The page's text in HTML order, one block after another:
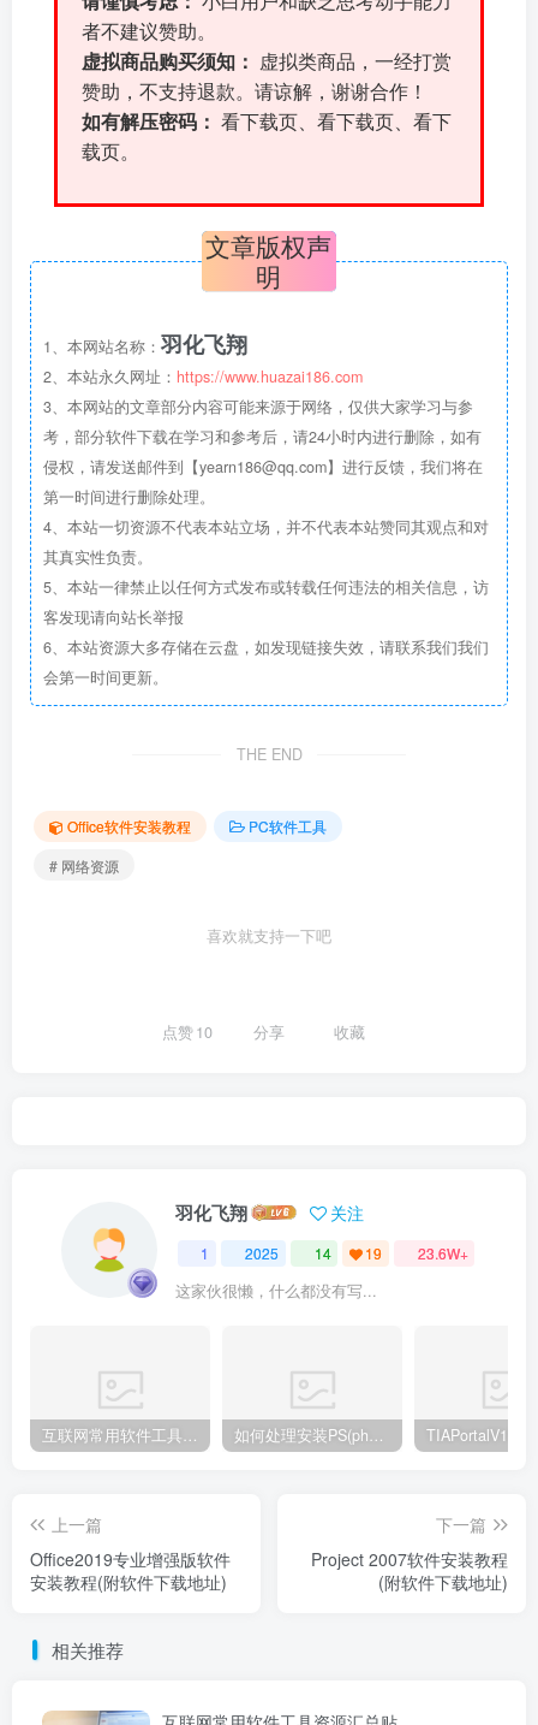
者不建议赞助。
虚拟商品购买须知：
虚拟类商品，一经打赏
赞助，不支持退款。请谅解，谢谢合作！
如有解压密码： 看下载页、看下载页、看下
载页。
文章版权声
明
1、本网站名称： 羽化飞翔
2、本站永久网址： https://www.huazai186.com
3、本网站的文章部分内容可能来源于网络，仅供大家学习与参
考，部分软件下载在学习和参考后，请24小时内进行删除，如有
侵权，请发送邮件到【yearn186@qq.com】进行反馈，我们将在
第一时间进行删除处理。
4、本站一切资源不代表本站立场，并不代表本站赞同其观点和对
其真实性负责。
5、本站一律禁止以任何方式发布或转载任何违法的相关信息，访
客发现请向站长举报
6、本站资源大多存储在云盘，如发现链接失效，请联系我们我们
会第一时间更新。
THE END
Office软件安装教程
PC软件工具
# 网络资源
喜欢就支持一下吧
点赞10 分享 收藏
羽化飞翔 关注
1 2025 14 19 23.6W+
这家伙很懒，什么都没有写...
互联网常用软件工具资源汇总贴 如何处理安装PS(photoshop cc2018) 时，提示系统或者IE浏览器需要升级
上一篇
Office2019专业增强版软件
安装教程(附软件下载地址)
下一篇
Project 2007软件安装教程
(附软件下载地址)
相关推荐